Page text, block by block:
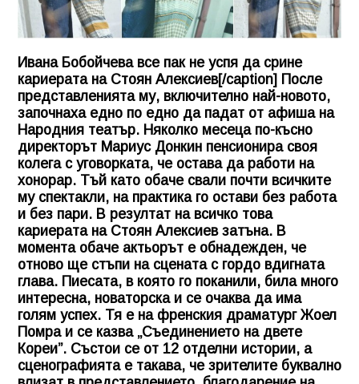
Ивана Бобойчева все пак не успя да срине
кариерата на Стоян Алексиев[/caption] После
представленията му, включително най-новото,
започнаха едно по едно да падат от афиша на
Народния театър. Няколко месеца по-късно
директорът Мариус Донкин пенсионира своя
колега с уговорката, че остава да работи на
хонорар. Тъй като обаче свали почти всичките
му спектакли, на практика го остави без работа
и без пари. В резултат на всичко това
кариерата на Стоян Алексиев затъна. В
момента обаче актьорът е обнадежден, че
отново ще стъпи на сцената с гордо вдигната
глава. Пиесата, в която го поканили, била много
интересна, новаторска и се очаква да има
голям успех. Тя е на френския драматург Жоел
Помра и се казва „Съединението на двете
Кореи”. Състои се от 12 отделни истории, а
сценографията е такава, че зрителите буквално